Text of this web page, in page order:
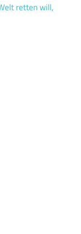
retten will,